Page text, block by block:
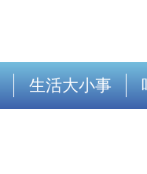
生活大小事